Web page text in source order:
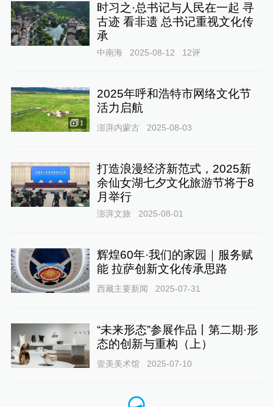
时习之·总书记与人民在一起 寻
古迹 看非遗 总书记重视文化传
承
中南海 2025-08-12 12评
1
2025年呼和浩特市网络文化节
活力启航
澎湃内蒙古 2025-08-03
打造浪漫经济新范式，2025新
余仙女湖七夕文化旅游节将于8
月举行
澎湃文旅 2025-08-01
辉煌60年·我们的家园｜服务赋
能 拉萨创新文化传承思路
西藏主要新闻 2025-07-31
“未来形态”参展作品丨第二期·形
态的创新与重构（上）
壹美美术馆 2025-07-10